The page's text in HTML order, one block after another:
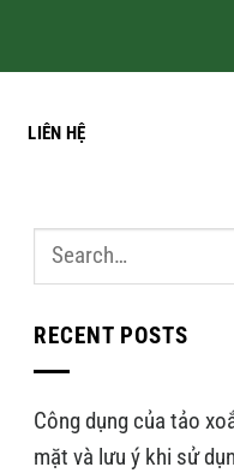
LIÊN HỆ
RECENT POSTS
Công dụng của tảo
mặt và lưu ý khi sử